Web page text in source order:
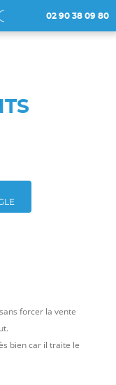
02 90 38 09 80
forcer la vente
bien car il traite le